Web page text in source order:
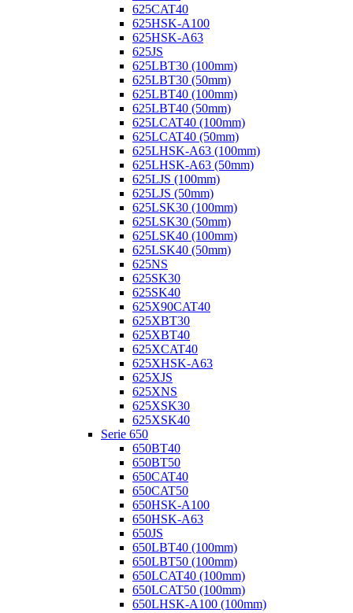
625CAT40
625HSK-A100
625HSK-A63
625JS
625LBT30 (100mm)
625LBT30 (50mm)
625LBT40 (100mm)
625LBT40 (50mm)
625LCAT40 (100mm)
625LCAT40 (50mm)
625LHSK-A63 (100mm)
625LHSK-A63 (50mm)
625LJS (100mm)
625LJS (50mm)
625LSK30 (100mm)
625LSK30 (50mm)
625LSK40 (100mm)
625LSK40 (50mm)
625NS
625SK30
625SK40
625X90CAT40
625XBT30
625XBT40
625XCAT40
625XHSK-A63
625XJS
625XNS
625XSK30
625XSK40
Serie 650
650BT40
650BT50
650CAT40
650CAT50
650HSK-A100
650HSK-A63
650JS
650LBT40 (100mm)
650LBT50 (100mm)
650LCAT40 (100mm)
650LCAT50 (100mm)
650LHSK-A100 (100mm)